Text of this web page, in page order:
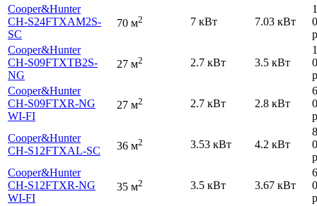
Cooper&Hunter
CH-S24FTXAM2S-
SC
70 м2 7 кВт 7.03 кВт
Cooper&Hunter
CH-S09FTXTB2S-
NG
27 м2 2.7 кВт 3.5 кВт
Cooper&Hunter
CH-S09FTXR-NG
WI-FI
27 м2 2.7 кВт 2.8 кВт
Cooper&Hunter
CH-S12FTXAL-SC
36 м2 3.53 кВт 4.2 кВт
Cooper&Hunter
CH-S12FTXR-NG
WI-FI
35 м2 3.5 кВт 3.67 кВт